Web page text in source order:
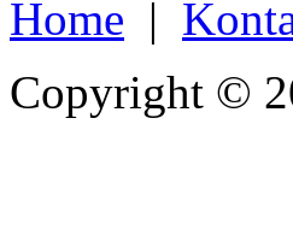
Home |
Copyright ©